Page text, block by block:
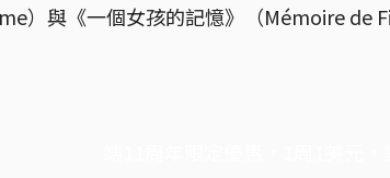
）與《一個女孩的記憶》（Mémoire de